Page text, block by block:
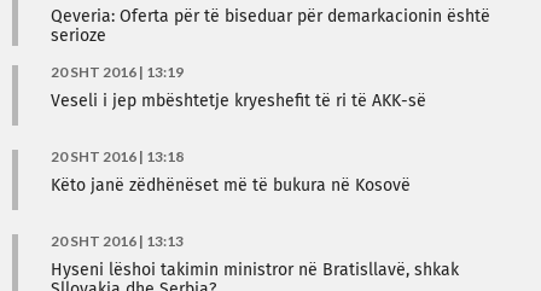
Qeveria: Oferta për të biseduar për demarkacionin është
serioze
20 SHT 2016 | 13:19
Veseli i jep mbështetje kryeshefit të ri të AKK-së
20 SHT 2016 | 13:18
Këto janë zëdhënëset më të bukura në Kosovë
20 SHT 2016 | 13:13
Hyseni lëshoi takimin ministror në Bratisllavë, shkak